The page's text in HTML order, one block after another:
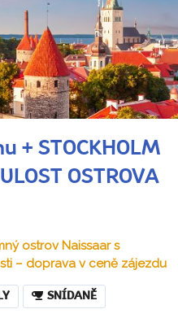
+ STOCKHOLM
OSTROVA
ostrov Naissaar s
– doprava v ceně zájezdu
SNÍDANĚ